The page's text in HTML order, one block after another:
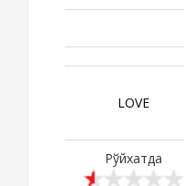
LOVE
Рўйхатда